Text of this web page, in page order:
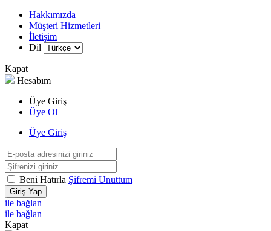
Hakkımızda
Müşteri Hizmetleri
İletişim
Dil
Kapat
Hesabım
Üye Giriş
Üye Ol
Üye Giriş
Beni Hatırla Şifremi Unuttum
Giriş Yap
ile bağlan
ile bağlan
Kapat